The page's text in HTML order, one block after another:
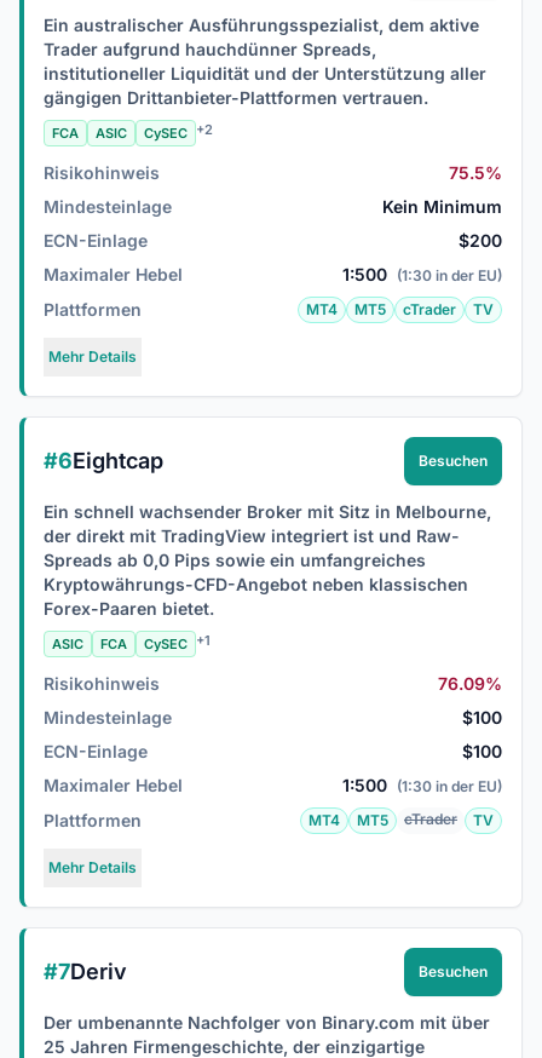
Ein australischer Ausführungsspezialist, dem aktive
Trader aufgrund hauchdünner Spreads,
institutioneller Liquidität und der Unterstützung aller
gängigen Drittanbieter-Plattformen vertrauen.
FCA ASIC CySEC +2
Risikohinweis
75.5%
Mindesteinlage
Kein Minimum
ECN-Einlage
$200
Maximaler Hebel
1:500 (1:30 in der EU)
Plattformen MT4 MT5 cTrader TV
Mehr Details
#6Eightcap Besuchen
Ein schnell wachsender Broker mit Sitz in Melbourne,
der direkt mit TradingView integriert ist und Raw-
Spreads ab 0,0 Pips sowie ein umfangreiches
Kryptowährungs-CFD-Angebot neben klassischen
Forex-Paaren bietet.
ASIC FCA CySEC +1
Risikohinweis
76.09%
Mindesteinlage
$100
ECN-Einlage
$100
Maximaler Hebel
1:500 (1:30 in der EU)
Plattformen MT4 MT5 cTrader TV
Mehr Details
#7Deriv Besuchen
Der umbenannte Nachfolger von Binary.com mit über
25 Jahren Firmengeschichte, der einzigartige